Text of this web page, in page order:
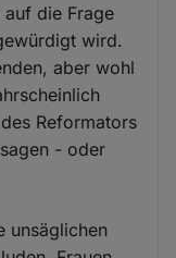
die Frage
wird.
aber wohl
Reformators
- oder
unsäglichen